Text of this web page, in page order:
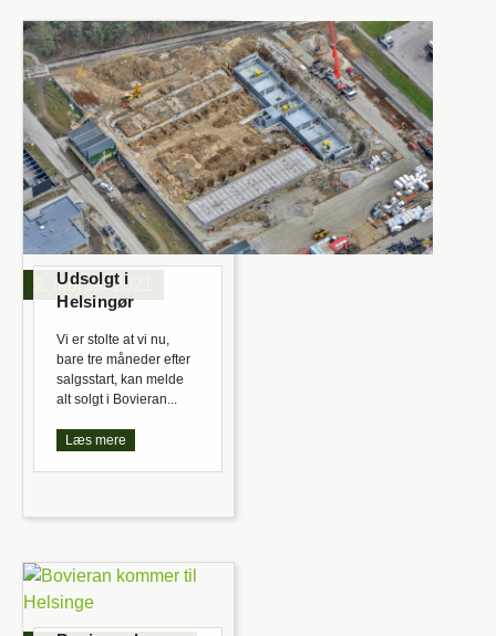
2. februar 2021
Udsolgt i
Helsingør
Vi er stolte at vi nu,
bare tre måneder efter
salgsstart, kan melde
alt solgt i Bovieran...
Læs mere